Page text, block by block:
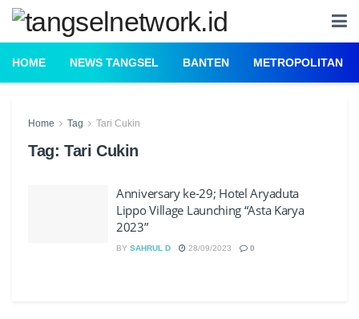
HOME NEWS TANGSEL BANTEN METROPOLITAN
Home Tag Tari Cukin
Tag: Tari Cukin
Anniversary ke-29; Hotel Aryaduta
Lippo Village Launching “Asta Karya
2023”
BY SAHRUL D 28/09/2023 0